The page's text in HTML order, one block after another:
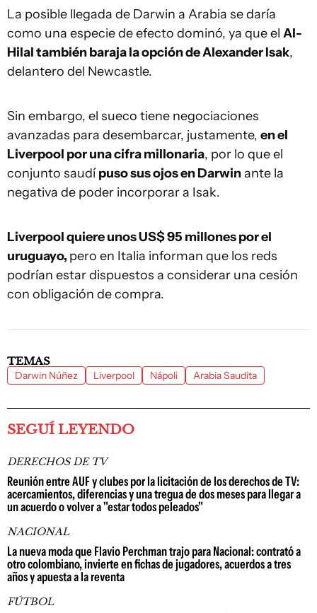
La posible llegada de Darwin a Arabia se daría
como una especie de efecto dominó, ya que el Al-
Hilal también baraja la opción de Alexander Isak,
delantero del Newcastle.
Sin embargo, el sueco tiene negociaciones
avanzadas para desembarcar, justamente, en el
Liverpool por una cifra millonaria, por lo que el
conjunto saudípuso sus ojos en Darwinante la
negativa de poder incorporar a Isak.
Liverpool quiere unos US$ 95 millones por el
uruguayo, pero en Italia informan que los reds
podrían estar dispuestos a considerar una cesión
con obligación de compra.
TEMAS
Darwin Núñez Liverpool Nápoli Arabia Saudita
SEGUÍ LEYENDO
DERECHOS DE TV
Reunión entre AUF y clubes por la licitación de los derechos de TV:
acercamientos, diferencias y una tregua de dos meses para llegar a
un acuerdo o volver a "estar todos peleados"
NACIONAL
La nueva moda que Flavio Perchman trajo para Nacional: contrató a
otro colombiano, invierte en fichas de jugadores, acuerdos a tres
años y apuesta a la reventa
FÚTBOL